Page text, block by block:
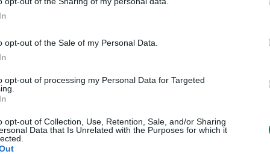
opt-out of the Sale of my Personal Data.
opt-out of processing my Personal Data for Targeted
opt-out of Collection, Use, Retention, Sale, and/or Sharing
Data that Is Unrelated with the Purposes for which it
todėl nė už ką nekeis savo įpročių,
pažiūrų, ir kitų nuomonė jam nerūpi. Tokie
pažadus, prisiima atsakomybę už kitus ir myli
konkretaus. Juk žemiškasis Ožiaragio kelias
standartus“ ir pamaloninti savo griežtą
reikalavimus. O tai ne juokas. Jeigu Ožiaragis
mylės jus taip stipriai, kad visi palydovai išlėks